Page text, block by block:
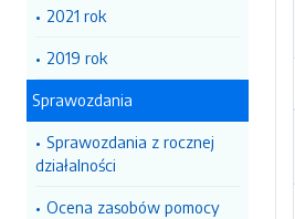
2021 rok
2019 rok
Sprawozdania
Sprawozdania z rocznej
działalności
Ocena zasobów pomocy